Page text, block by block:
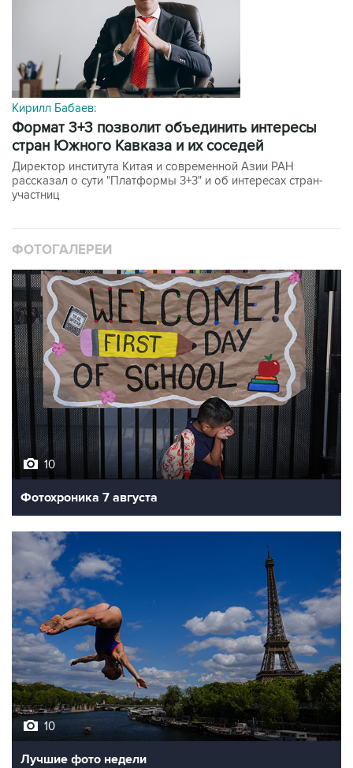
Кирилл Бабаев:
формат 3+3 позволит объединить интересы
стран Южного Кавказа и их соседей
Директор института Китая и современной Азии РАН
рассказал о сути "Платформы 3+3" и об интересах стран-
участниц
ФОТОГАЛЕРЕИ
10
Фотохроника 7 августа
10
Лучшие фото недели